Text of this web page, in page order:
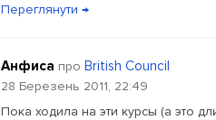
Переглянути →
Анфиса про British Council
28 Березень 2011, 22:49
Пока ходила на эти курсы (а это